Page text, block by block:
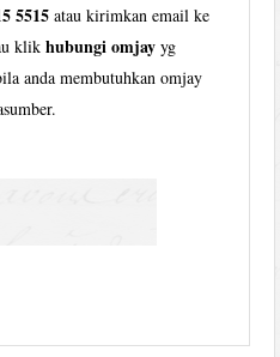
5515 atau kirimkan email ke
klikhubungi omjay yg
anda membutuhkan omjay